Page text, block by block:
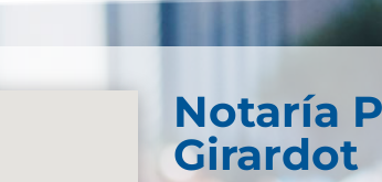
Notaría
Girardot